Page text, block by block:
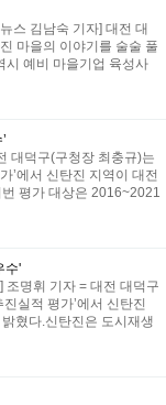
스 김남숙 기자] 대전 대
마을의 이야기를 술술 풀
시 예비 마을기업 육성사
대덕구(구청장 최충규)는
’에서 신탄진 지역이 대전
평가 대상은 2016~2021
수'
명휘 기자 = 대전 대덕구
실적 평가’에서 신탄진
혔다.신탄진은 도시재생